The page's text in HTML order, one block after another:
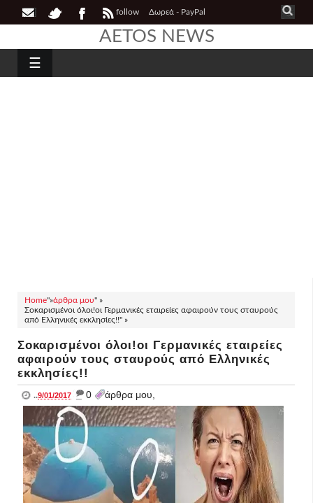
follow Δωρεά - PayPal
AETOS NEWS
☰
Home"»άρθρα μου" »
Σοκαρισμένοι όλοι!οι Γερμανικές εταιρείες αφαιρούν τους σταυρούς
από Ελληνικές εκκλησίες!!" »
Σοκαρισμένοι όλοι!οι Γερμανικές εταιρείες
αφαιρούν τους σταυρούς από Ελληνικές
εκκλησίες!!
..9/01/2017 _ 0 άρθρα μου,